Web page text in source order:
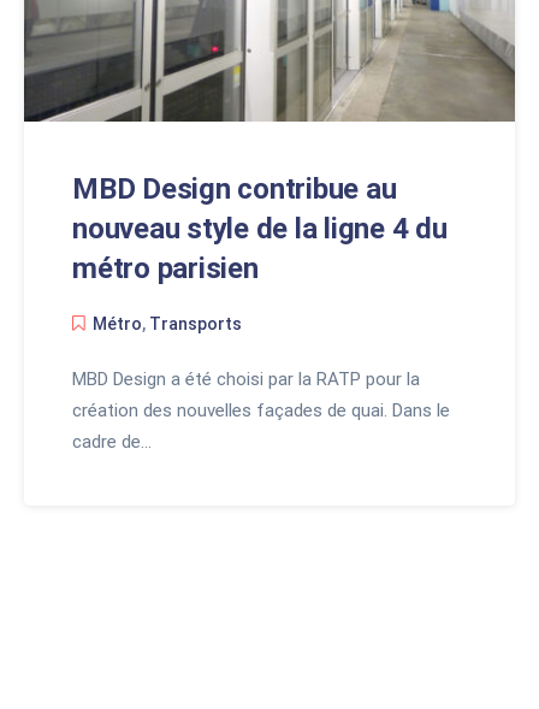
MBD Design contribue au
nouveau style de la ligne 4 du
métro parisien
Métro, Transports
MBD Design a été choisi par la RATP pour la
création des nouvelles façades de quai. Dans le
cadre de…